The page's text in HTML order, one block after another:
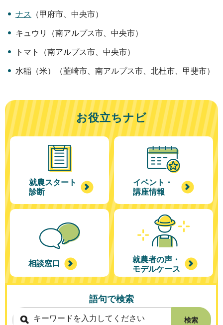
ナス （甲府市、中央市）
キュウリ（南アルプス市、中央市）
トマト（南アルプス市、中央市）
水稲（米）（韮崎市、南アルプス市、北杜市、甲斐市）
お役立ちナビ
就農スタート
診断
イベント・
講座情報
相談窓口
就農者の声・
モデルケース
語句で検索
検索